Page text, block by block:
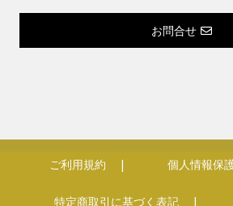
お問合せ
ご利用規約 個人情報保
特定商取引に基づく表記